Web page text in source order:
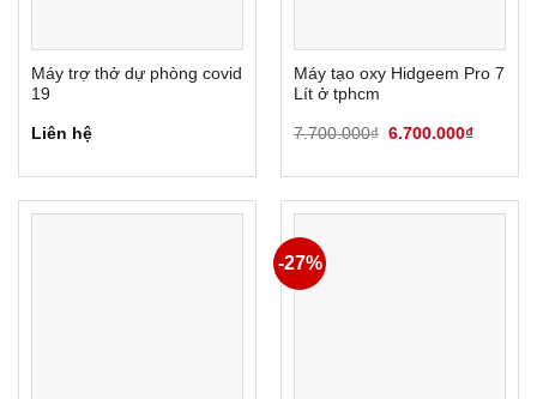
Máy trợ thở dự phòng covid
19
Liên hệ
Máy tạo oxy Hidgeem Pro 7
Lít ở tphcm
7.700.000₫ Giá
7.700.000₫.
6.700.000₫Giá
là:
-27%